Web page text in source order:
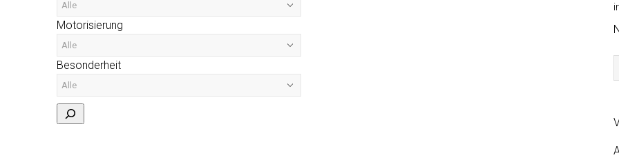
2
Motorisierung
Besonderheit